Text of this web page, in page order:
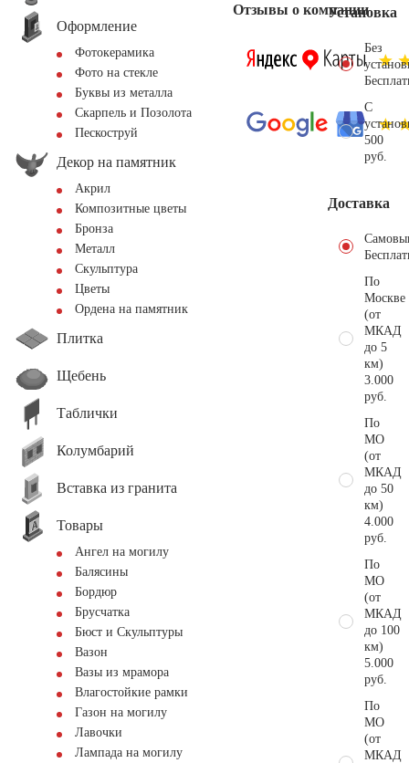
Оформление
Фотокерамика
Фото на стекле
Буквы из металла
Скарпель и Позолота
Пескоструй
Декор на памятник
Акрил
Композитные цветы
Бронза
Металл
Скульптура
Цветы
Ордена на памятник
Плитка
Щебень
Таблички
Колумбарий
Вставка из гранита
Товары
Ангел на могилу
Балясины
Бордюр
Брусчатка
Бюст и Скульптуры
Вазон
Вазы из мрамора
Влагостойкие рамки
Газон на могилу
Лавочки
Лампада на могилу
Отзывы о компании
Установка
Без
С
500
руб.
Доставка
По
Москве
(от
МКАД
до 5
км)
3.000
руб.
По
МО
(от
МКАД
до 50
км)
4.000
руб.
По
МО
(от
МКАД
до 100
км)
5.000
руб.
По
МО
(от
МКАД